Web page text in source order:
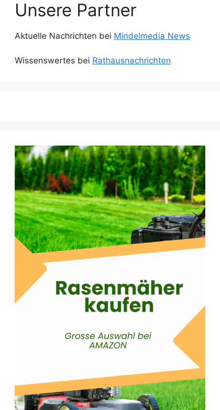
Unsere Partner
Aktuelle Nachrichten bei Mindelmedia News
Wissenswertes bei Rathausnachrichten